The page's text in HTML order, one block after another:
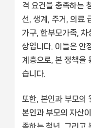
격 요건을 충족하는
선, 생계, 주거, 의료
가구, 한부모가족, 차
상입니다. 이들은 안
계층으로, 본 정책을
습니다.
또한, 본인과 부모
본인과 부모의 자산
족하는 청년, 그리고